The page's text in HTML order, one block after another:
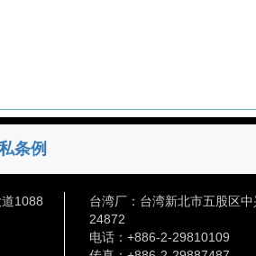
条例
1088
台湾厂：台湾新北市五股区
24872
电话：+886-2-29810109